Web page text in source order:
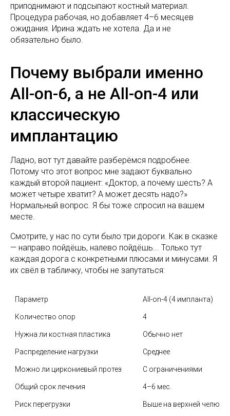
приподнимают и подсыпают костный материал.
Процедура рабочая, но добавляет 4–6 месяцев
ожидания. Ирина ждать не хотела. Да и не
обязательно было.
Почему выбрали именно
All-on-6, а не All-on-4 или
классическую
имплантацию
Ладно, вот тут давайте разберёмся подробнее.
Потому что этот вопрос мне задают буквально
каждый второй пациент: «Доктор, а почему шесть? А
может четыре хватит? А может десять надо?»
Нормальный вопрос. Я бы тоже спросил на вашем
месте.
Смотрите, у нас по сути было три дороги. Как в сказке
— направо пойдёшь, налево пойдёшь... Только тут
каждая дорога с конкретными плюсами и минусами. Я
их свёл в табличку, чтобы не запутаться:
Параметр All-on-4 (4 импланта)
Количество опор 4
Нужна ли костная пластика Обычно нет
Распределение нагрузки Среднее
Можно ли циркониевый протез С ограничениями
Общий срок лечения 4–6 мес.
Риск перегрузки Выше на верхней